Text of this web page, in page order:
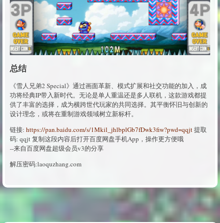
总结
《雪人兄弟2 Special》通过画面革新、模式扩展和社交功能的加入，成
功将经典IP带入新时代。无论是单人重温还是多人联机，这款游戏都提
供了丰富的选择，成为横跨世代玩家的共同选择。其平衡怀旧与创新的
设计理念，或将在重制游戏领域树立新标杆。
链接: https://pan.baidu.com/s/1Mkil_jhlbplGb7fDwk3fiw?pwd=qqjt提取
码: qqjt 复制这段内容后打开百度网盘手机App，操作更方便哦
--来自百度网盘超级会员v3的分享
解压密码:laoquzhang.com